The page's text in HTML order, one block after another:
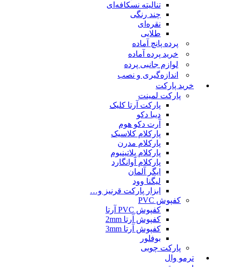
تنالیته نسکافه‌ای
چند رنگی
نقره‌ای
طلایی
پرده پانچ آماده
خرید پرده آماده
لوازم جانبی پرده
اندازه‌گیری و نصب
خرید پارکت
پارکت لمینت
پارکت آرتا کلیک
دیبا دکو
آرت دکو هوم
پارکلام کلاسیک
پارکلام مدرن
پارکلام پلاتینیوم
پارکلام آوانگارد
ایگر آلمان
لیگنا وود
ابزار پارکت قرنیز و…
کفپوش PVC
کفپوش PVC آرتا
کفپوش آرتا 2mm
کفپوش آرتا 3mm
بوفلور
پارکت چوبی
ترمو وال